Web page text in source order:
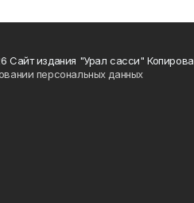
Сайт издания "Урал сасси"
персональных данных